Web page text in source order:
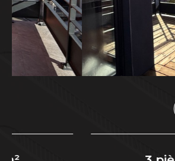
région Occitanie, L'Avenue agence
Immobilière du Grand Albigeois
le savoir-faire et l'expertise de ses
immobiliers.
jouissant d'une
réputation ? Vous désirez vendre
propriété rapidement à Albi et ses